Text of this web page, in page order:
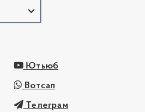
Ютьюб
Вотсап
Телеграм